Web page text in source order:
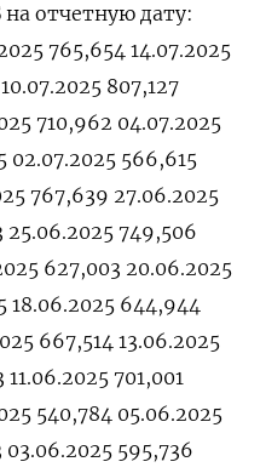
отчетную дату:
765,654 14.07.2025
807,127
710,962 04.07.2025
02.07.2025 566,615
767,639 27.06.2025
25.06.2025 749,506
627,003 20.06.2025
18.06.2025 644,944
667,514 13.06.2025
701,001
540,784 05.06.2025
03.06.2025 595,736